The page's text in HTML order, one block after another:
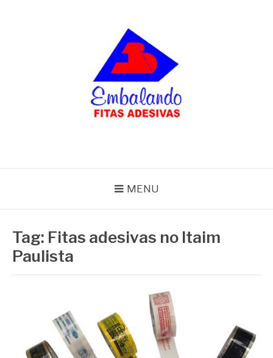
MENU
Tag: Fitas adesivas no Itaim
Paulista